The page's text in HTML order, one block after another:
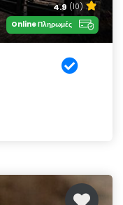
4.9 (10)
Online Πληρωμές